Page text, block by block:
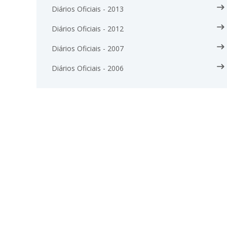
Diários Oficiais - 2013
Diários Oficiais - 2012
Diários Oficiais - 2007
Diários Oficiais - 2006